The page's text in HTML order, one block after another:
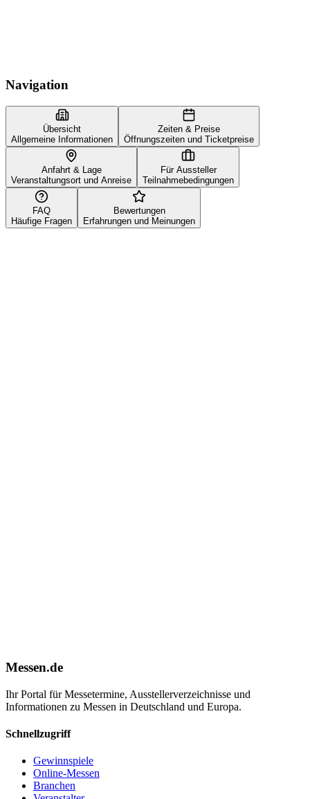
Navigation
Übersicht
Allgemeine Informationen
Zeiten & Preise
Öffnungszeiten und Ticketpreise
Anfahrt & Lage
Veranstaltungsort und Anreise
Für Aussteller
Teilnahmebedingungen
FAQ
Häufige Fragen
Bewertungen
Erfahrungen und Meinungen
Messen.de
Ihr Portal für Messetermine, Ausstellerverzeichnisse und
Informationen zu Messen in Deutschland und Europa.
Schnellzugriff
Gewinnspiele
Online-Messen
Branchen